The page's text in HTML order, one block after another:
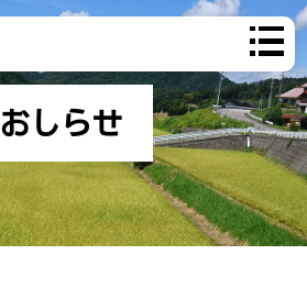
おしらせ